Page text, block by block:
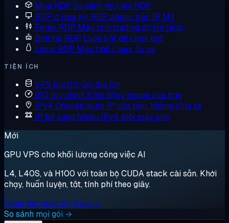
Mua RDP So sánh mọi gói RDP
RDP ở Hoa Kỳ RDP admin trên IP Mỹ
Forex RDP Máy tính trading độ trễ thấp
Botting RDP Luôn bật để chạy bot
Linux RDP Máy tính Linux, từ xa
TIỆN ÍCH
VPS lưu trữGói đĩa lớn
ISO tùy chỉnh Khởi động image của bạn
IPv4 Chuyên dụng IP của bạn, không chia sẻ
IP bổ sung Nhiều IPv4 mỗi máy chủ
Mới
GPU VPS cho khối lượng công việc AI
L4, L40S, và H100 với toàn bộ CUDA stack cài sẵn. Khởi
chạy, huấn luyện, tắt, tính phí theo giây.
Dùng thử miễn phí 1 giờ →
So sánh mọi gói →